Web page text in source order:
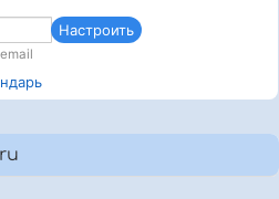
Настроить